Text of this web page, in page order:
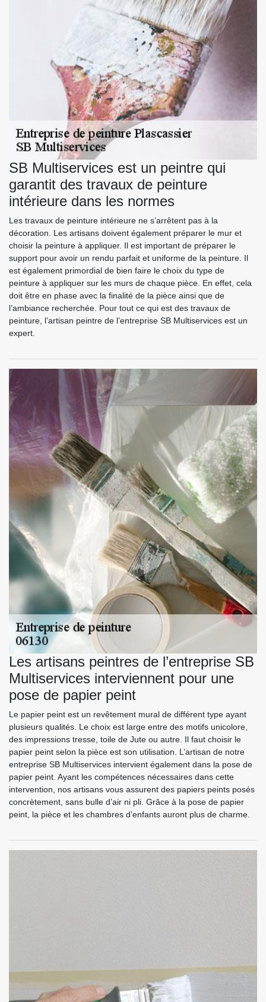
SB Multiservices est un peintre qui
garantit des travaux de peinture
intérieure dans les normes
Les travaux de peinture intérieure ne s’arrêtent pas à la
décoration. Les artisans doivent également préparer le mur et
choisir la peinture à appliquer. Il est important de préparer le
support pour avoir un rendu parfait et uniforme de la peinture. Il
est également primordial de bien faire le choix du type de
peinture à appliquer sur les murs de chaque pièce. En effet, cela
doit être en phase avec la finalité de la pièce ainsi que de
l’ambiance recherchée. Pour tout ce qui est des travaux de
peinture, l’artisan peintre de l’entreprise SB Multiservices est un
expert.
Les artisans peintres de l’entreprise SB
Multiservices interviennent pour une
pose de papier peint
Le papier peint est un revêtement mural de différent type ayant
plusieurs qualités. Le choix est large entre des motifs unicolore,
des impressions tresse, toile de Jute ou autre. Il faut choisir le
papier peint selon la pièce est son utilisation. L’artisan de notre
entreprise SB Multiservices intervient également dans la pose de
papier peint. Ayant les compétences nécessaires dans cette
intervention, nos artisans vous assurent des papiers peints posés
concrètement, sans bulle d’air ni pli. Grâce à la pose de papier
peint, la pièce et les chambres d’enfants auront plus de charme.